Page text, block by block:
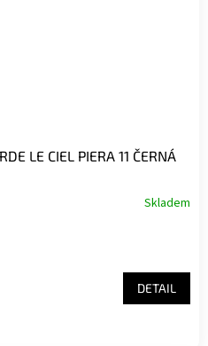
LE CIEL PIERA 11 ČERNÁ
Skladem
DETAIL